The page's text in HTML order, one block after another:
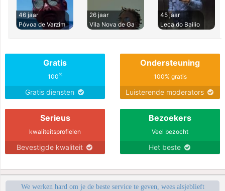
46 jaar
Póvoa de Varzim
26 jaar
Vila Nova de Ga
45 jaar
Leca do Bailio
Gratis
100%
Gratis diensten
Ondersteuning
100% gratis
Luisterende moderators
Serieus
kwaliteitsprofielen
Bevestigde kwaliteit
Bezoekers
Veel bezocht
Het beste
We werken hard om je de beste service te geven, wees alsjeblieft